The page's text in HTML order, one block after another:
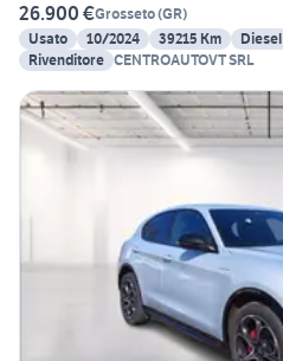
26.900 €Grosseto(GR)
Usato
10/2024 39215 Km Diesel
Rivenditore CENTROAUTOVT SRL